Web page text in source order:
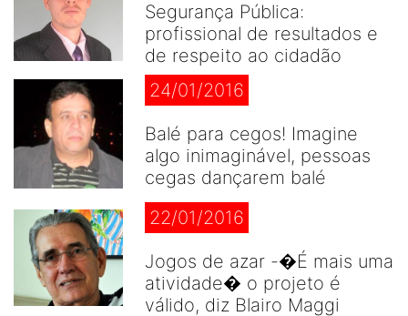
Segurança Pública:
profissional de resultados e
de respeito ao cidadão
24/01/2016
Balé para cegos! Imagine
algo inimaginável, pessoas
cegas dançarem balé
22/01/2016
Jogos de azar -�É mais uma
atividade� o projeto é
válido, diz Blairo Maggi